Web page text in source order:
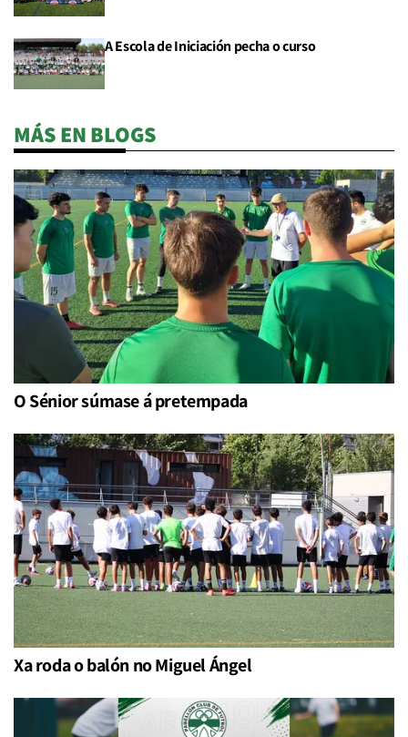
A Escola de Iniciación pecha o curso
MÁS EN BLOGS
O Sénior súmase á pretempada
Xa roda o balón no Miguel Ángel